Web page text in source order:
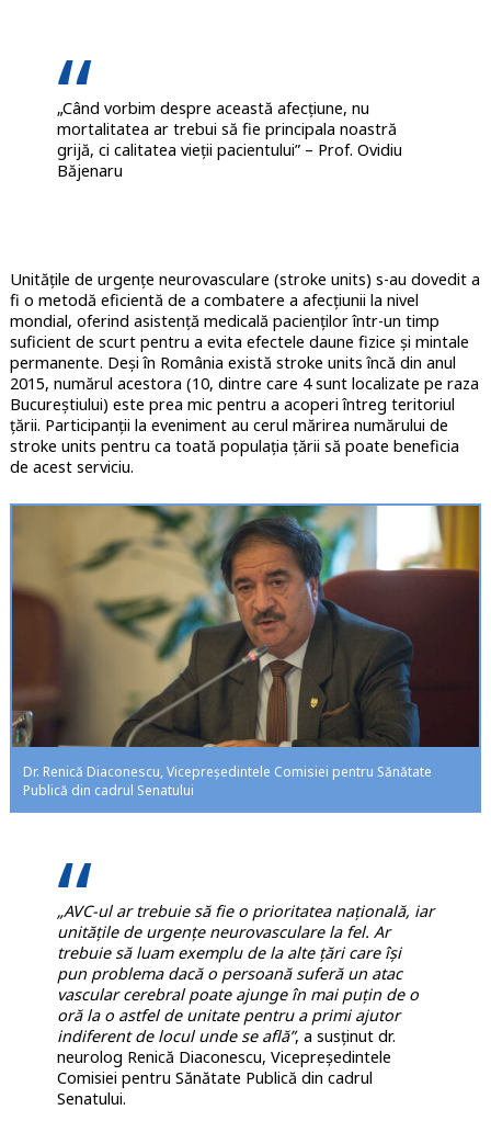
„Când vorbim despre această afecțiune, nu
mortalitatea ar trebui să fie principala noastră
grijă, ci calitatea vieții pacientului” – Prof. Ovidiu
Băjenaru
Unităţile de urgenţe neurovasculare (stroke units) s-au dovedit a
fi o metodă eficientă de a combatere a afecțiunii la nivel
mondial, oferind asistență medicală pacienților într-un timp
suficient de scurt pentru a evita efectele daune fizice și mintale
permanente. Deși în România există stroke units încă din anul
2015, numărul acestora (10, dintre care 4 sunt localizate pe raza
Bucureștiului) este prea mic pentru a acoperi întreg teritoriul
țării. Participanții la eveniment au cerul mărirea numărului de
stroke units pentru ca toată populația țării să poate beneficia
de acest serviciu.
Dr. Renică Diaconescu, Vicepreședintele Comisiei pentru Sănătate
Publică din cadrul Senatului
„AVC-ul ar trebuie să fie o prioritatea națională, iar
unităţile de urgenţe neurovasculare la fel. Ar
trebuie să luam exemplu de la alte țări care își
pun problema dacă o persoană suferă un atac
vascular cerebral poate ajunge în mai puțin de o
oră la o astfel de unitate pentru a primi ajutor
indiferent de locul unde se află”, a susținut dr.
neurolog Renică Diaconescu, Vicepreședintele
Comisiei pentru Sănătate Publică din cadrul
Senatului.